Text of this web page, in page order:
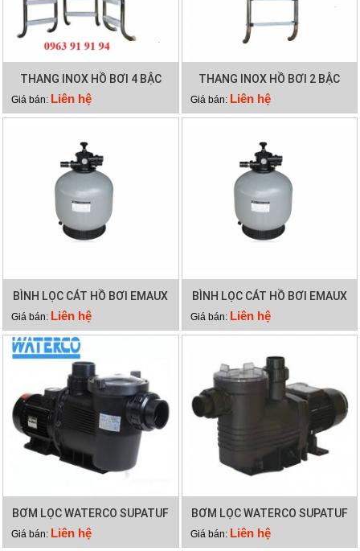
THANG INOX HỒ BƠI 4 BẬC
Giá bán: Liên hệ
THANG INOX HỒ BƠI 2 BẬC
Giá bán: Liên hệ
BÌNH LỌC CÁT HỒ BƠI EMAUX
V800
Giá bán: Liên hệ
BÌNH LỌC CÁT HỒ BƠI EMAUX
V700
Giá bán: Liên hệ
BƠM LỌC WATERCO SUPATUF
250
Giá bán: Liên hệ
BƠM LỌC WATERCO SUPATUF
200
Giá bán: Liên hệ